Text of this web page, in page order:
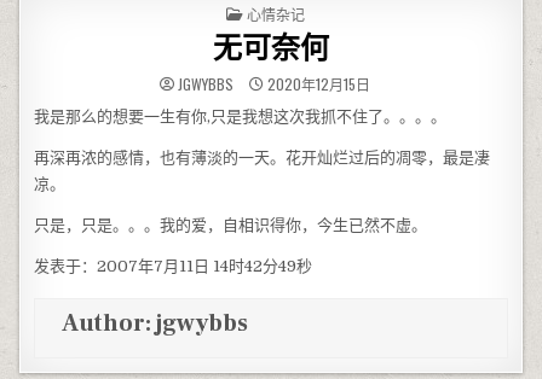
POSTED IN
心情杂记
无可奈何
JGWYBBS 2020年12月15日
我是那么的想要一生有你,只是我想这次我抓不住了。。。。
再深再浓的感情，也有薄淡的一天。花开灿烂过后的凋零，最是凄
凉。
只是，只是。。。我的爱，自相识得你，今生已然不虚。
发表于：2007年7月11日 14时42分49秒
Author:jgwybbs